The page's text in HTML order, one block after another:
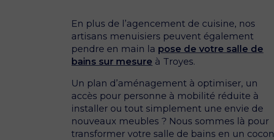
En plus de l’agencement de cuisine, nos
artisans menuisiers peuvent également
pendre en main la pose de votre salle de
bains sur mesure à Troyes.
Un plan d’aménagement à optimiser, un
accès pour personne à mobilité réduite à
installer ou tout simplement une envie de
nouveaux meubles ? Nous sommes là pour
transformer votre salle de bains en un cocon